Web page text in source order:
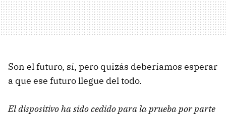
Son el futuro, sí, pero quizás deberíamos esperar
a que ese futuro llegue del todo.
El dispositivo ha sido cedido para la prueba por parte